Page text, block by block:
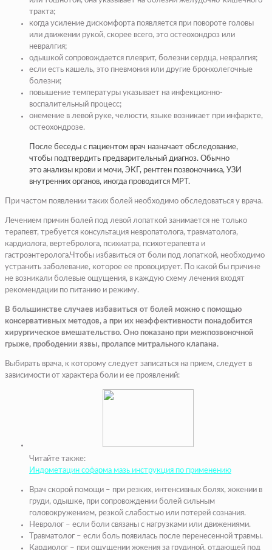
тракта;
когда усиление дискомфорта появляется при повороте головы
или движении рукой, скорее всего, это остеохондроз или
невралгия;
одышкой сопровождается плеврит, болезни сердца, невралгия;
если есть кашель, это пневмония или другие бронхолегочные
болезни;
повышение температуры указывает на инфекционно-
воспалительный процесс;
онемение в левой руке, челюсти, языке возникает при инфаркте,
остеохондрозе.
После беседы с пациентом врач назначает обследование,
чтобы подтвердить предварительный диагноз. Обычно
это анализы крови и мочи, ЭКГ, рентген позвоночника, УЗИ
внутренних органов, иногда проводится МРТ.
При частом появлении таких болей необходимо обследоваться у врача.
Лечением причин болей под левой лопаткой занимается не только
терапевт, требуется консультация невропатолога, травматолога,
кардиолога, вертебролога, психиатра, психотерапевта и
гастроэнтеролога.Чтобы избавиться от боли под лопаткой, необходимо
устранить заболевание, которое ее провоцирует. По какой бы причине
не возникали болевые ощущения, в каждую схему лечения входят
рекомендации по питанию и режиму.
В большинстве случаев избавиться от болей можно с помощью
консервативных методов, а при их неэффективности понадобится
хирургическое вмешательство. Оно показано при межпозвоночной
грыже, прободении язвы, пролапсе митрального клапана.
Выбирать врача, к которому следует записаться на прием, следует в
зависимости от характера боли и ее проявлений:
Читайте также:
Индометацин софарма мазь инструкция по применению
Врач скорой помощи – при резких, интенсивных болях, жжении в
груди, одышке, при сопровождении болей сильным
головокружением, резкой слабостью или потерей сознания.
Невролог – если боли связаны с нагрузками или движениями.
Травматолог – если боль появилась после перенесенной травмы.
Кардиолог – при ощущении жжения за грудиной, отдающей под